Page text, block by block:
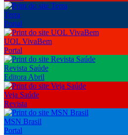
Terra
Portal
UOL VivaBem
Portal
Revista Saúde
Editora Abril
Veja Saúde
Revista
MSN Brasil
Portal